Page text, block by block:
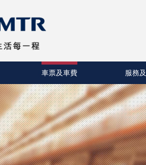
車票及車費 服務